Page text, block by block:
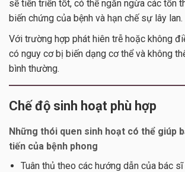
sẽ tiến triển tốt, có thể ngăn ngừa các tổn
biến chứng của bệnh và hạn chế sự lây lan.
Với trường hợp phát hiên trễ hoặc không
có nguy cơ bị biến dạng cơ thể và không
bình thường.
Chế độ sinh hoạt phù hợp
Những thói quen sinh hoạt có thể giúp
tiến của bệnh phong
Tuân thủ theo các hướng dẫn của bác